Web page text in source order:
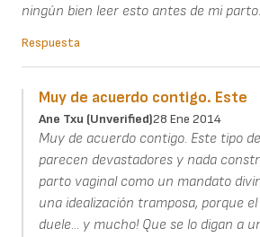
ningún bien leer esto antes de mi parto.
Respuesta
Muy de acuerdo contigo. Este
Ane Txu (unverified)28 Ene 2014
Muy de acuerdo contigo. Este tipo
parecen devastadores y nada
parto vaginal como un mandato
una idealización tramposa, porque
duele... y mucho! Que se lo digan a